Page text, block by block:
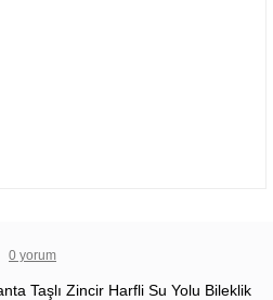
0 yorum
Taşlı Zincir Harfli Su Yolu Bileklik